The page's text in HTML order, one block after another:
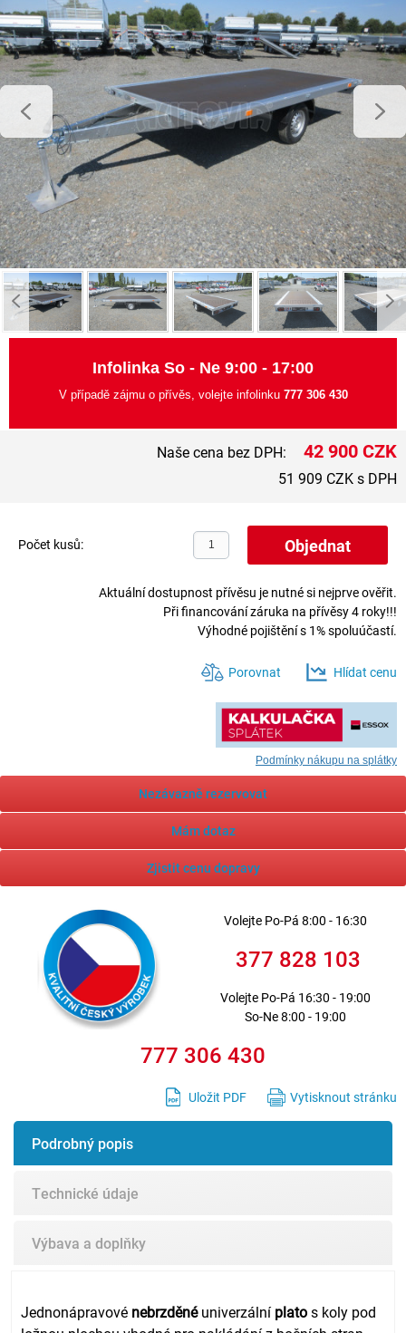
Infolinka So - Ne 9:00 - 17:00
V případě zájmu o přívěs, volejte infolinku 777 306 430
Naše cena bez DPH: 42 900 CZK
51 909 CZK s DPH
Počet kusů:
Aktuální dostupnost přívěsu je nutné si nejprve ověřit.
Při financování záruka na přívěsy 4 roky!!!
Výhodné pojištění s 1% spoluúčastí.
Porovnat Hlídat cenu
Podmínky nákupu na splátky
Nezávazně rezervovat
Mám dotaz
Zjistit cenu dopravy
Volejte Po-Pá 8:00 - 16:30
377 828 103
Volejte Po-Pá 16:30 - 19:00
So-Ne 8:00 - 19:00
777 306 430
Uložit PDF Vytisknout stránku
Podrobný popis
Technické údaje
Výbava a doplňky
Jednonápravové nebrzděnéuniverzální platos koly pod